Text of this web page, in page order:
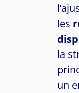
les
la
un